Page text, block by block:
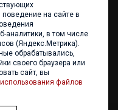
47
898,
поведение на сайте в
аналитики, в том числе
(Яндекс.Метрика).
обрабатывались,
своего браузера или
сайт, вы
файлов